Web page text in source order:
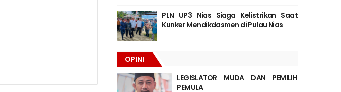
PLN UP3 Nias Siaga Kelistrikan Saat
Kunker Mendikdasmen di Pulau Nias
OPINI
LEGISLATOR MUDA DAN PEMILIH
PEMULA